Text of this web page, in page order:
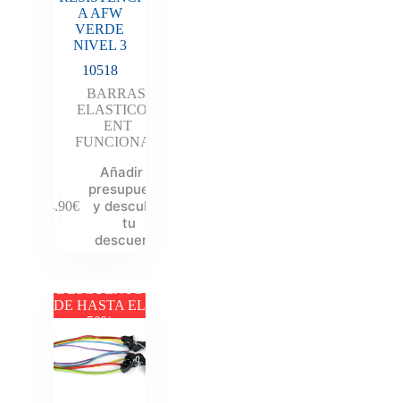
A AFW
VERDE
NIVEL 3
10518
BARRAS
ELASTICOS
ENT
FUNCIONAL
14.90€
Añadir al
presupuesto
y descubre
tu
descuento
DE HASTA EL
50%